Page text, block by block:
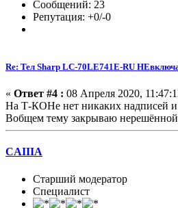
Сообщений: 23
Репутация: +0/-0
Re: Тел Sharp LC-70LE741E-RU
« Ответ #4 : 08 Апреля 2020,
На Т-КОНе нет никаких надписей и
Вобщем тему закрываю
CAIIIA
Старший модератор
Специалист